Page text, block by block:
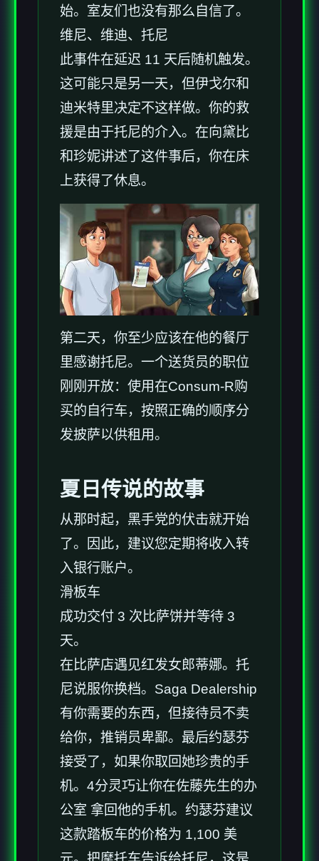
始。室友们也没有那么自信了。
维尼、维迪、托尼
此事件在延迟 11 天后随机触发。
这可能只是另一天，但伊戈尔和
迪米特里决定不这样做。你的救
援是由于托尼的介入。在向黛比
和珍妮讲述了这件事后，你在床
上获得了休息。
第二天，你至少应该在他的餐厅
里感谢托尼。一个送货员的职位
刚刚开放：使用在Consum-R购
买的自行车，按照正确的顺序分
发披萨以供租用。
夏日传说的故事
从那时起，黑手党的伏击就开始
了。因此，建议您定期将收入转
入银行账户。
滑板车
成功交付 3 次比萨饼并等待 3
天。
在比萨店遇见红发女郎蒂娜。托
尼说服你换档。Saga Dealership
有你需要的东西，但接待员不卖
给你，推销员卑鄙。最后约瑟芬
接受了，如果你取回她珍贵的手
机。4分灵巧让你在佐藤先生的办
公室 拿回他的手机。约瑟芬建议
这款踏板车的价格为 1,100 美